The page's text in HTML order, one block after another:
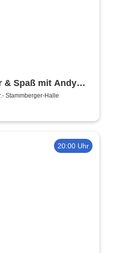
& Spaß mit Andy
Gästen
Stammberger-Halle
20:00 Uhr